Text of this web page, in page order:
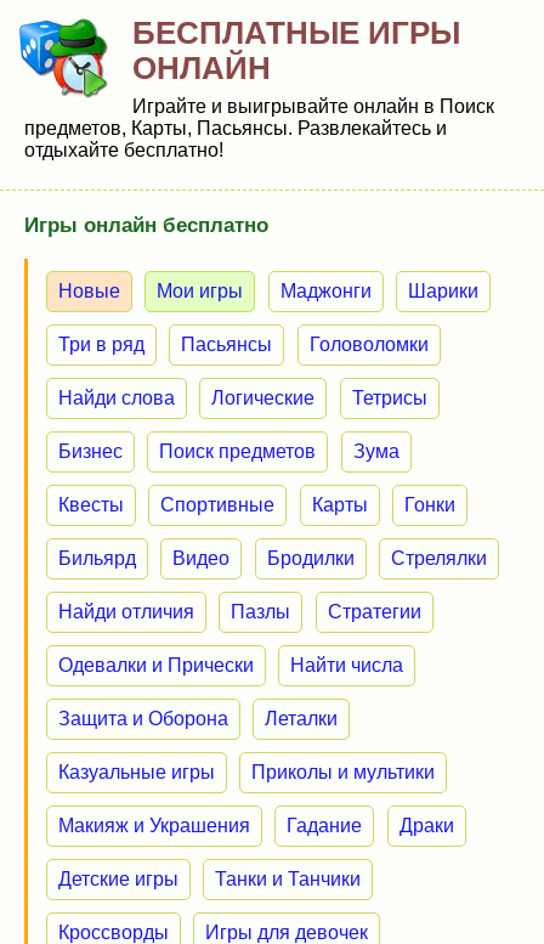
БЕСПЛАТНЫЕ ИГРЫ
ОНЛАЙН
Играйте и выигрывайте онлайн в Поиск
предметов, Карты, Пасьянсы. Развлекайтесь и
отдыхайте бесплатно!
Игры онлайн бесплатно
Новые Мои игры Маджонги Шарики
Три в ряд Пасьянсы Головоломки
Найди слова Логические Тетрисы
Бизнес Поиск предметов Зума
Квесты Спортивные Карты Гонки
Бильярд Видео Бродилки Стрелялки
Найди отличия Пазлы Стратегии
Одевалки и Прически Найти числа
Защита и Оборона Леталки
Казуальные игры Приколы и мультики
Макияж и Украшения Гадание Драки
Детские игры Танки и Танчики
Кроссворды Игры для девочек